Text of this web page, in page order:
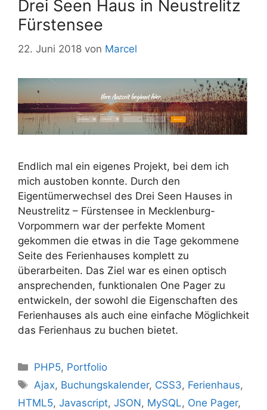
Drei Seen Haus in Neustrelitz
Fürstensee
22. Juni 2018 von Marcel
Endlich mal ein eigenes Projekt, bei dem ich
mich austoben konnte. Durch den
Eigentümerwechsel des Drei Seen Hauses in
Neustrelitz – Fürstensee in Mecklenburg-
Vorpommern war der perfekte Moment
gekommen die etwas in die Tage gekommene
Seite des Ferienhauses komplett zu
überarbeiten. Das Ziel war es einen optisch
ansprechenden, funktionalen One Pager zu
entwickeln, der sowohl die Eigenschaften des
Ferienhauses als auch eine einfache Möglichkeit
das Ferienhaus zu buchen bietet.
Kategorien
PHP5, Portfolio
Schlagwörter
Ajax, Buchungskalender, CSS3, Ferienhaus,
HTML5, Javascript, JSON, MySQL, One Pager,